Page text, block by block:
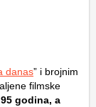
danas” i brojnim
filmske
godina, a